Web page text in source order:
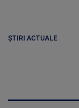
ȘTIRI ACTUALE